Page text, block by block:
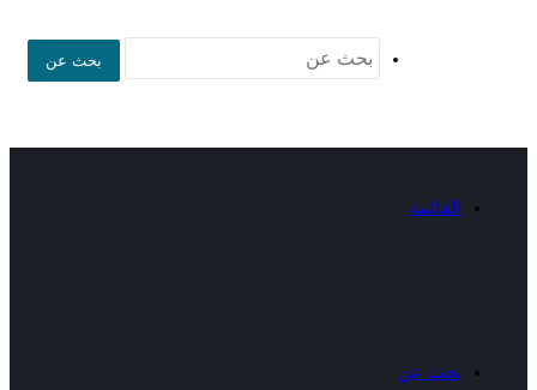
بحث عن
القائمة
بحث عن